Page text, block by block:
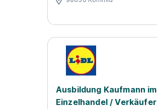
Ausbildung Kaufmann im
Einzelhandel / Verkäufer